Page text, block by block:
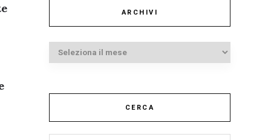
ARCHIVI
Archivi
CERCA